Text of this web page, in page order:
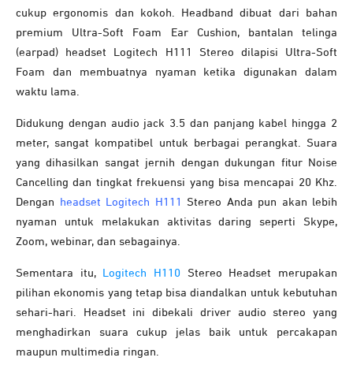
cukup ergonomis dan kokoh. Headband dibuat dari bahan
premium Ultra-Soft Foam Ear Cushion, bantalan telinga
(earpad) headset Logitech H111 Stereo dilapisi Ultra-Soft
Foam dan membuatnya nyaman ketika digunakan dalam
waktu lama.
Didukung dengan audio jack 3.5 dan panjang kabel hingga 2
meter, sangat kompatibel untuk berbagai perangkat. Suara
yang dihasilkan sangat jernih dengan dukungan fitur Noise
Cancelling dan tingkat frekuensi yang bisa mencapai 20 Khz.
Dengan headset Logitech H111
Stereo Anda pun akan lebih
nyaman untuk melakukan aktivitas daring seperti Skype,
Zoom, webinar, dan sebagainya.
Sementara itu, Logitech H110 Stereo Headset merupakan
pilihan ekonomis yang tetap bisa diandalkan untuk kebutuhan
sehari-hari. Headset ini dibekali driver audio stereo yang
menghadirkan suara cukup jelas baik untuk percakapan
maupun multimedia ringan.